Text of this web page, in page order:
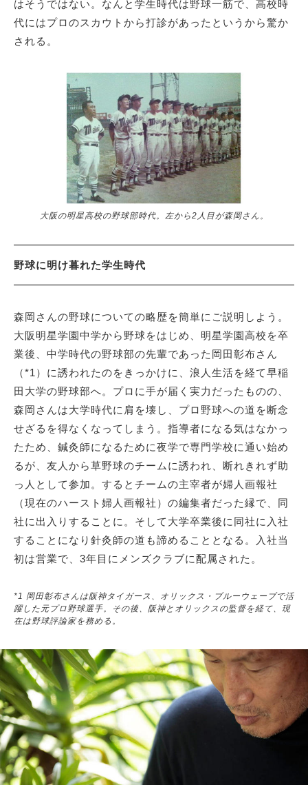
はそうではない。なんと学生時代は野球一筋で、高校時
代にはプロのスカウトから打診があったというから驚か
される。
大阪の明星高校の野球部時代。左から2人目が森岡さん。
野球に明け暮れた学生時代
森岡さんの野球についての略歴を簡単にご説明しよう。
大阪明星学園中学から野球をはじめ、明星学園高校を卒
業後、中学時代の野球部の先輩であった岡田彰布さん
（*1）に誘われたのをきっかけに、浪人生活を経て早稲
田大学の野球部へ。プロに手が届く実力だったものの、
森岡さんは大学時代に肩を壊し、プロ野球への道を断念
せざるを得なくなってしまう。指導者になる気はなかっ
たため、鍼灸師になるために夜学で専門学校に通い始め
るが、友人から草野球のチームに誘われ、断れきれず助
っ人として参加。するとチームの主宰者が婦人画報社
（現在のハースト婦人画報社）の編集者だった縁で、同
社に出入りすることに。そして大学卒業後に同社に入社
することになり針灸師の道も諦めることとなる。入社当
初は営業で、3年目にメンズクラブに配属された。
*1 岡田彰布さんは阪神タイガース、オリックス・ブルーウェーブで活
躍した元プロ野球選手。その後、阪神とオリックスの監督を経て、現
在は野球評論家を務める。